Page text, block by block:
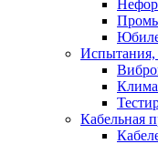
Испытания,
Кабельная